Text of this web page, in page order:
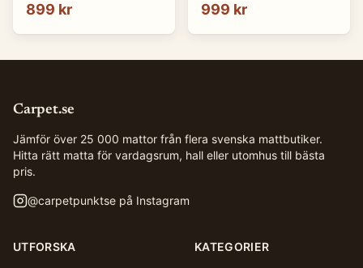
899 kr 999 kr
Carpet.se
Jämför över 25 000 mattor från flera svenska mattbutiker.
Hitta rätt matta för vardagsrum, hall eller utomhus till bästa
pris.
@carpetpunktse på Instagram
UTFORSKA KATEGORIER